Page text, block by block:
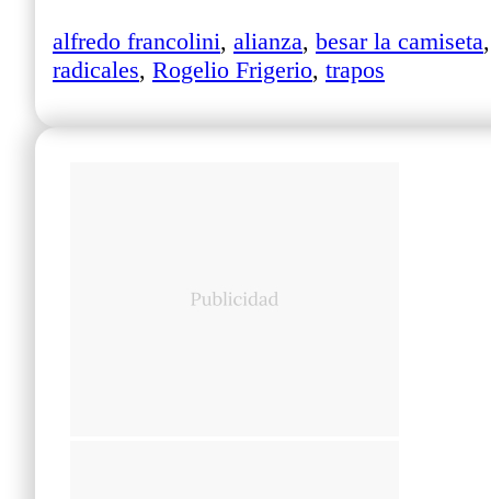
alfredo francolini, alianza, besar la camiseta
radicales, Rogelio Frigerio, trapos